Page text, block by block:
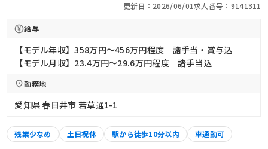
更新日：2026/06/01求人番号：9141311
給与
【モデル年収】358万円〜456万円程度 諸手当・賞与込
【モデル月収】23.4万円〜29.6万円程度 諸手当込
勤務地
愛知県 春日井市 若草通1-1
残業少なめ 土日祝休 駅から徒歩10分以内 車通勤可